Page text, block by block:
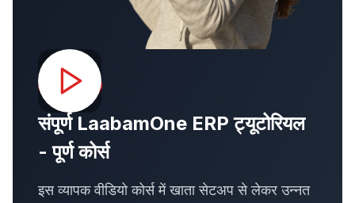
फीचर्ड कोर्स
संपूर्ण LaabamOne ERP ट्यूटोरियल
- पूर्ण कोर्स
इस व्यापक वीडियो कोर्स में खाता सेटअप से लेकर उन्नत